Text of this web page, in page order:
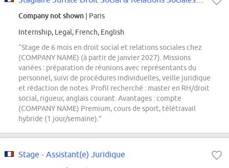
Company not shown | Paris
Internship, Legal, French, English
“Stage de 6 mois en droit social et relations sociales chez
(COMPANY NAME) (à partir de janvier 2027). Missions
variées : préparation de réunions avec représentants du
personnel, suivi de procédures individuelles, veille juridique
et rédaction de notes. Profil recherché : master en RH/droit
social, rigueur, anglais courant. Avantages : compte
(COMPANY NAME) Premium, cours de sport, télétravail
hybride (1 jour/semaine).”
Stage - Assistant(e) Juridique